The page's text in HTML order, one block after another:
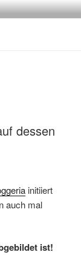
dessen
initiiert
auch mal
ist!